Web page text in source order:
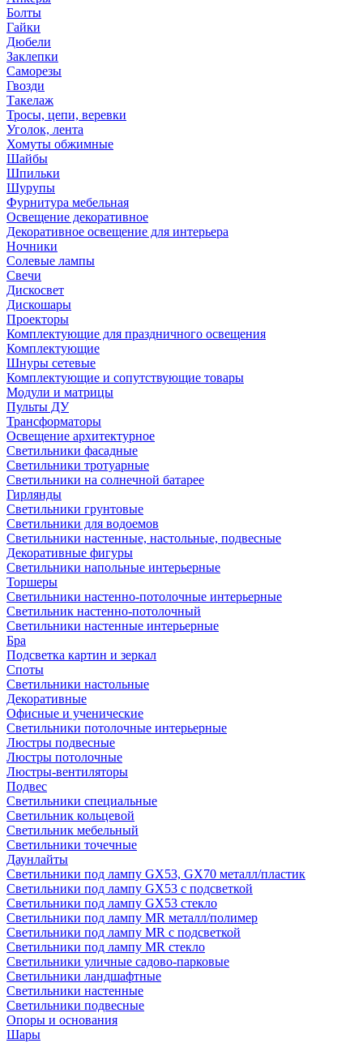
Болты
Гайки
Дюбели
Заклепки
Саморезы
Гвозди
Такелаж
Тросы, цепи, веревки
Уголок, лента
Хомуты обжимные
Шайбы
Шпильки
Шурупы
Фурнитура мебельная
Освещение декоративное
Декоративное освещение для интерьера
Ночники
Солевые лампы
Свечи
Дискосвет
Дискошары
Проекторы
Комплектующие для праздничного освещения
Комплектующие
Шнуры сетевые
Комплектующие и сопутствующие товары
Модули и матрицы
Пульты ДУ
Трансформаторы
Освещение архитектурное
Светильники фасадные
Светильники тротуарные
Светильники на солнечной батарее
Гирлянды
Светильники грунтовые
Светильники для водоемов
Светильники настенные, настольные, подвесные
Декоративные фигуры
Светильники напольные интерьерные
Торшеры
Светильники настенно-потолочные интерьерные
Светильник настенно-потолочный
Светильники настенные интерьерные
Бра
Подсветка картин и зеркал
Споты
Светильники настольные
Декоративные
Офисные и ученические
Светильники потолочные интерьерные
Люстры подвесные
Люстры потолочные
Люстры-вентиляторы
Подвес
Светильники специальные
Светильник кольцевой
Светильник мебельный
Светильники точечные
Даунлайты
Светильники под лампу GX53, GX70 металл/пластик
Светильники под лампу GX53 с подсветкой
Светильники под лампу GX53 стекло
Светильники под лампу MR металл/полимер
Светильники под лампу MR с подсветкой
Светильники под лампу MR стекло
Светильники уличные садово-парковые
Светильники ландшафтные
Светильники настенные
Светильники подвесные
Опоры и основания
Шары